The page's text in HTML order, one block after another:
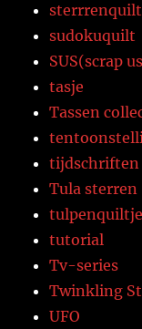
sterrrenquilt
sudokuquilt
SUS(scrap
tasje
Tassen
tijdschriften
Tula sterren
tulpenquiltje
tutorial
Tv-series
Twinkling
UFO